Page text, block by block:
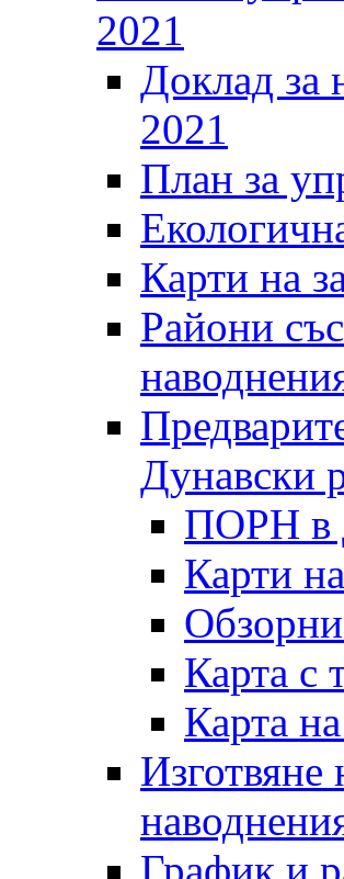
2021
Доклад за
2021
План за
Карти на
Райони
Дунавски
ПОРН в
Карти
Карта с
Карта
Изготвяне
График и